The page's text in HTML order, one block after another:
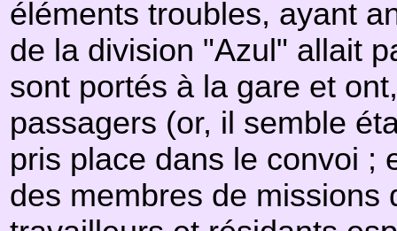
éléments troubles, ayant
de la division "Azul" allait
sont portés à la gare et
passagers (or, il semble
pris place dans le convoi ;
des membres de missions